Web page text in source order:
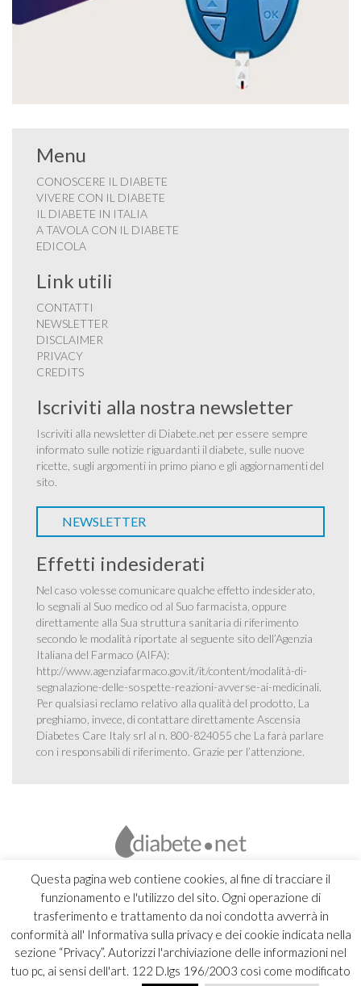
Questa pagina web contiene cookies, al fine di tracciare il
funzionamento e l'utilizzo del sito. Ogni operazione di
trasferimento e trattamento da noi condotta avverrà in
conformità all' Informativa sulla privacy e dei cookie indicata nella
sezione “Privacy”. Autorizzi l'archiviazione delle informazioni nel
tuo pc, ai sensi dell'art. 122 D.lgs 196/2003 così come modificato
Menu
CONOSCERE IL DIABETE
VIVERE CON IL DIABETE
IL DIABETE IN ITALIA
A TAVOLA CON IL DIABETE
EDICOLA
Link utili
CONTATTI
NEWSLETTER
DISCLAIMER
PRIVACY
CREDITS
Iscriviti alla nostra newsletter
Iscriviti alla newsletter di Diabete.net per essere sempre
informato sulle notizie riguardanti il diabete, sulle nuove
ricette, sugli argomenti in primo piano e gli aggiornamenti del
sito.
NEWSLETTER
Effetti indesiderati
Nel caso volesse comunicare qualche effetto indesiderato,
lo segnali al Suo medico od al Suo farmacista, oppure
direttamente alla Sua struttura sanitaria di riferimento
secondo le modalità riportate al seguente sito dell’Agenzia
Italiana del Farmaco (AIFA):
http://www.agenziafarmaco.gov.it/it/content/modalità-di-
segnalazione-delle-sospette-reazioni-avverse-ai-medicinali.
Per qualsiasi reclamo relativo alla qualità del prodotto, La
preghiamo, invece, di contattare direttamente Ascensia
Diabetes Care Italy srl al n. 800-824055 che La farà parlare
con i responsabili di riferimento. Grazie per l’attenzione.